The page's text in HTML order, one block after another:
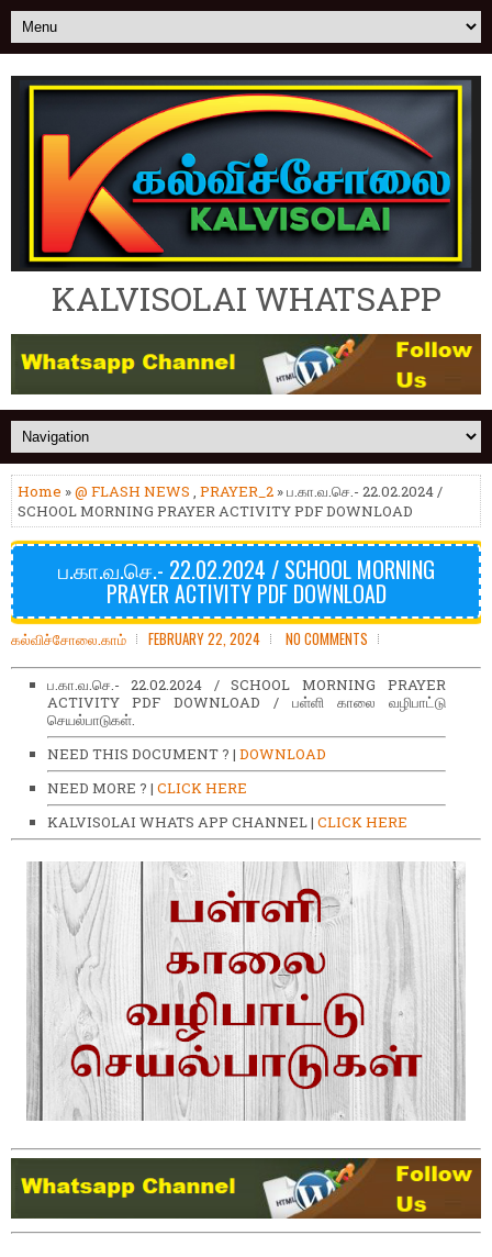
KALVISOLAI WHATSAPP
Home »@ FLASH NEWS , PRAYER_2 » ப.கா.வ.செ.- 22.02.2024 /
SCHOOL MORNING PRAYER ACTIVITY PDF DOWNLOAD
ப.கா.வ.செ.- 22.02.2024 / SCHOOL MORNING
PRAYER ACTIVITY PDF DOWNLOAD
கல்விச்சோலை.காம் FEBRUARY 22, 2024 NO COMMENTS
ப.கா.வ.செ.- 22.02.2024 / SCHOOL MORNING PRAYER
ACTIVITY PDF DOWNLOAD / பள்ளி காலை வழிபாட்டு
செயல்பாடுகள்.
NEED THIS DOCUMENT ? | DOWNLOAD
NEED MORE ? | CLICK HERE
KALVISOLAI WHATS APP CHANNEL | CLICK HERE